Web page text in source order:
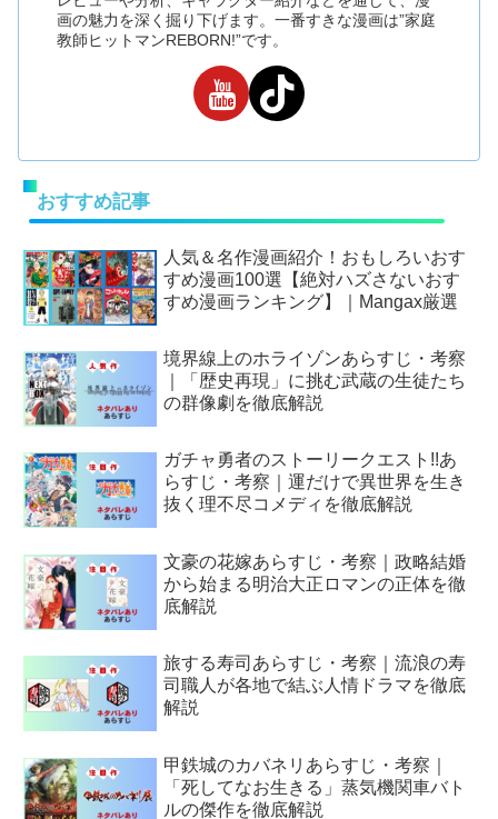
画の魅力を深く掘り下げます。一番すきな漫画は”家庭
教師ヒットマンREBORN!”です。
おすすめ記事
人気＆名作漫画紹介！おもしろいおす
すめ漫画100選【絶対ハズさないおす
すめ漫画ランキング】｜Mangax厳選
境界線上のホライゾンあらすじ・考察
｜「歴史再現」に挑む武蔵の生徒たち
の群像劇を徹底解説
ガチャ勇者のストーリークエスト!!あ
らすじ・考察｜運だけで異世界を生き
抜く理不尽コメディを徹底解説
文豪の花嫁あらすじ・考察｜政略結婚
から始まる明治大正ロマンの正体を徹
底解説
旅する寿司あらすじ・考察｜流浪の寿
司職人が各地で結ぶ人情ドラマを徹底
解説
甲鉄城のカバネリあらすじ・考察｜
「死してなお生きる」蒸気機関車バト
ルの傑作を徹底解説